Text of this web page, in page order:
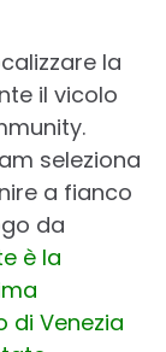
la
il vicolo
seleziona
a fianco
da
è la
di Venezia